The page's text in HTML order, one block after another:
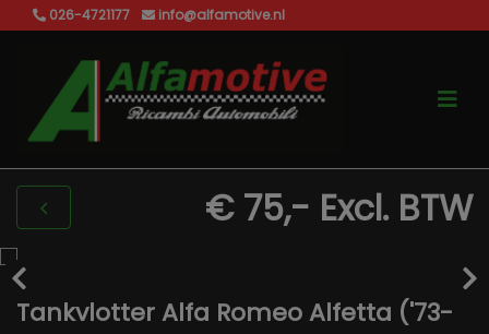
026-4721177 info@alfamotive.nl
€ 75,- Excl. BTW
Tankvlotter Alfa Romeo Alfetta ('73-